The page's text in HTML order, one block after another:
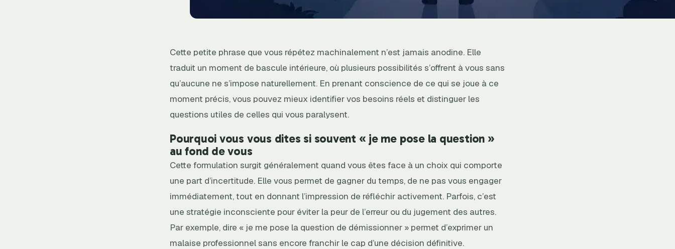
Cette petite phrase que vous répétez machinalement n’est jamais anodine. Elle
traduit un moment de bascule intérieure, où plusieurs possibilités s’offrent à vous sans
qu’aucune ne s’impose naturellement. En prenant conscience de ce qui se joue à ce
moment précis, vous pouvez mieux identifier vos besoins réels et distinguer les
questions utiles de celles qui vous paralysent.
Pourquoi vous vous dites si souvent « je me pose la question »
au fond de vous
Cette formulation surgit généralement quand vous êtes face à un choix qui comporte
une part d’incertitude. Elle vous permet de gagner du temps, de ne pas vous engager
immédiatement, tout en donnant l’impression de réfléchir activement. Parfois, c’est
une stratégie inconsciente pour éviter la peur de l’erreur ou du jugement des autres.
Par exemple, dire « je me pose la question de démissionner » permet d’exprimer un
malaise professionnel sans encore franchir le cap d’une décision définitive.